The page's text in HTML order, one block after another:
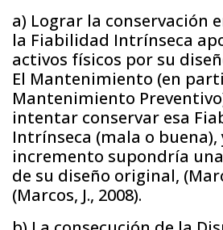
a) Lograr la conservación
la Fiabilidad Intrínseca
activos físicos por su
El Mantenimiento (en
Mantenimiento
intentar conservar esa
Intrínseca (mala o buena),
incremento supondría
de su diseño original,
(Marcos, J., 2008).